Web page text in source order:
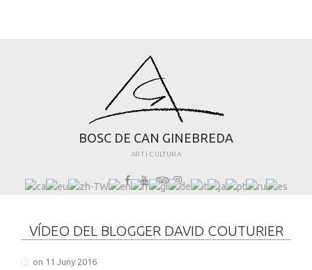
BOSC DE CAN GIN EBREDA
ART I CULTURA
VÍDEO DEL BLOGGER DAVID COUTURIER
on 11 Juny 2016